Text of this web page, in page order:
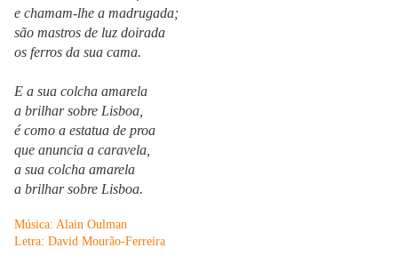
e chamam-lhe a madrugada;
são mastros de luz doirada
os ferros da sua cama.
E a sua colcha amarela
a brilhar sobre Lisboa,
é como a estatua de proa
que anuncia a caravela,
a sua colcha amarela
a brilhar sobre Lisboa.
Música: Alain Oulman
Letra: David Mourão-Ferreira